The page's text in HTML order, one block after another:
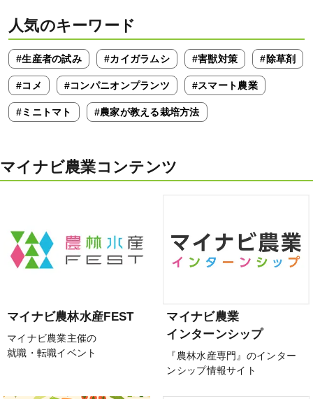
人気のキーワード
#生産者の試み #カイガラムシ #害獣対策 #除草剤
#コメ #コンパニオンプランツ #スマート農業
#ミニトマト #農家が教える栽培方法
マイナビ農業コンテンツ
マイナビ農林水産FEST
マイナビ農業主催の
就職・転職イベント
マイナビ農業
インターンシップ
『農林水産専門』のインター
ンシップ情報サイト